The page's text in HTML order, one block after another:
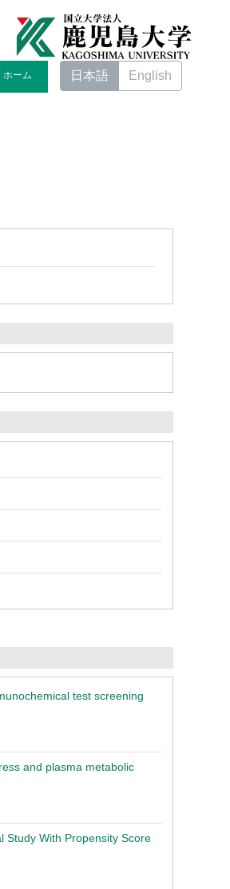
ホーム 日本語 English
test screening
and plasma metabolic
Study With Propensity Score